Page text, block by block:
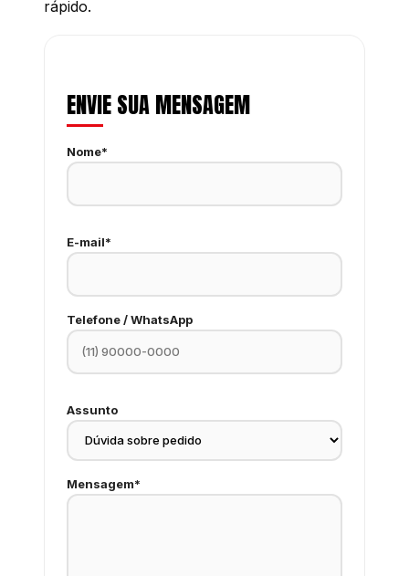
rápido.
ENVIE SUA MENSAGEM
Nome*
E-mail*
Telefone / WhatsApp
Assunto
Mensagem*